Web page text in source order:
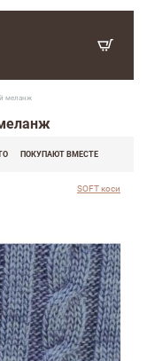
меланж
ПОКУПАЮТ ВМЕСТЕ
SOFT коси